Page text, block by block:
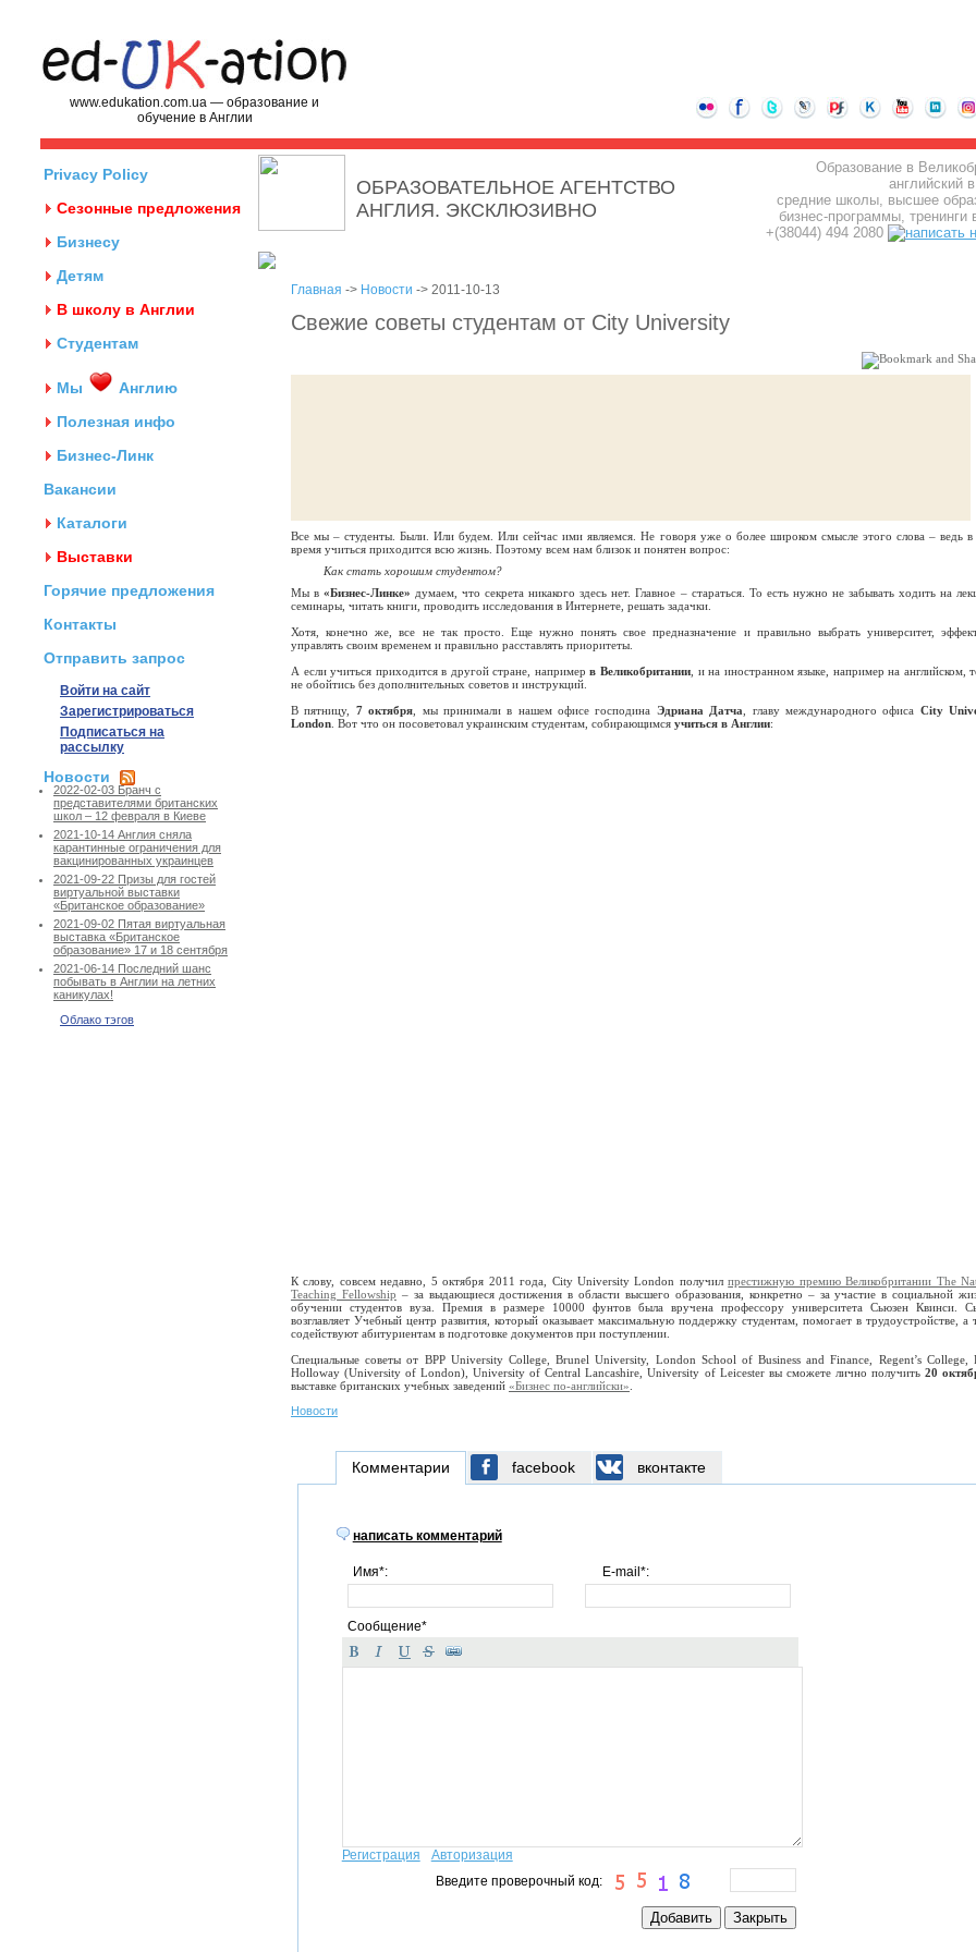
www.edukation.com.ua — образование и
обучение в Англии
Privacy Policy
Сезонные предложения
Бизнесу
Детям
В школу в Англии
Студентам
Мы
Англию
Полезная инфо
Бизнес-Линк
Вакансии
Каталоги
Выставки
Горячие предложения
Контакты
Отправить запрос
Войти на сайт
Зарегистрироваться
Подписаться на
рассылку
Новости
2022-02-03 Бранч с
представителями британских
школ – 12 февраля в Киеве
2021-10-14 Англия сняла
карантинные ограничения для
вакцинированных украинцев
2021-09-22 Призы для гостей
виртуальной выставки
«Британское образование»
2021-09-02 Пятая виртуальная
выставка «Британское
образование» 17 и 18 сентября
2021-06-14 Последний шанс
побывать в Англии на летних
каникулах!
Облако тэгов
ОБРАЗОВАТЕЛЬНОЕ АГЕНТСТВО
АНГЛИЯ. ЭКСКЛЮЗИВНО
Образование в
английский
средние школы, высшее
бизнес-программы, тренинги
+(38044) 494 2080
Главная -> Новости -> 2011-10-13
Свежие советы студентам от City University
Все мы – студенты. Были. Или будем. Или сейчас ими являемся. Не говоря уже о более широком смысле этого слова – ведь
время учиться приходится всю жизнь. Поэтому всем нам близок и понятен вопрос:
Как стать хорошим студентом?
Мы в«Бизнес-Линке» думаем, что секрета никакого здесь нет. Главное – стараться. То есть нужно не забывать ходить на
семинары, читать книги, проводить исследования в Интернете, решать задачки.
Хотя, конечно же, все не так просто. Еще нужно понять свое предназначение и правильно выбрать университет,
управлять своим временем и правильно расставлять приоритеты.
А если учиться приходится в другой стране, например в Великобритании , и на иностранном языке, например на английском,
не обойтись без дополнительных советов и инструкций.
В пятницу, 7 октября , мы принимали в нашем офисе господина Эдриана Датча , главу международного офиса City
London . Вот что он посоветовал украинским студентам, собирающимся учиться в Англии:
К слову, совсем недавно, 5 октября 2011 года, City University London получилпрестижную премию Великобритании The
Teaching Fellowship – за выдающиеся достижения в области высшего образования, конкретно – за участие в социальной
обучении студентов вуза. Премия в размере 10000 фунтов была вручена профессору университета Сьюзен Квинси.
возглавляет Учебный центр развития, который оказывает максимальную поддержку студентам, помогает в трудоустройстве, а
содействуют абитуриентам в подготовке документов при поступлении.
Специальные советы от BPP University College, Brunel University, London School of Business and Finance, Regent’s College,
Holloway (University of London), University of Central Lancashire, University of Leicester вы сможете лично получить 20
выставке британских учебных заведений «Бизнес по-английски»
Новости
Комментарии
написать комментарий
Имя*: E-mail*:
Сообщение*
Регистрация
Авторизация
Введите проверочный код:
facebook вконтакте